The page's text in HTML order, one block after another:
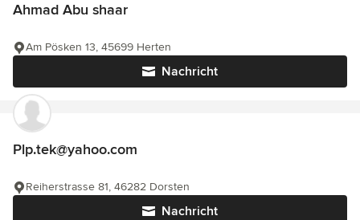
Ahmad Abu shaar
Nachricht
Am Pösken 13, 45699 Herten
Plp.tek@yahoo.com
Nachricht
Reiherstrasse 81, 46282 Dorsten